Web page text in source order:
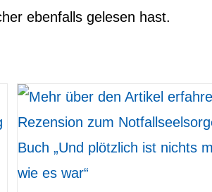
ebenfalls gelesen hast.